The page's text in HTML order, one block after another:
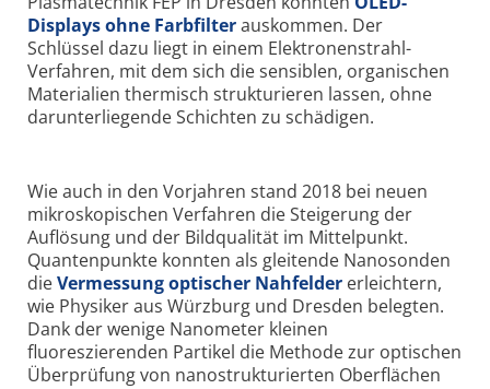
Displays ohne Farb­filterauskommen. Der
Schlüssel dazu liegt in einem Elektronen­strahl-
Verfahren, mit dem sich die sensiblen, organischen
Materialien thermisch strukturieren lassen, ohne
darunter­liegende Schichten zu schädigen.
Wie auch in den Vorjahren stand 2018 bei neuen
mikroskopischen Verfahren die Steigerung der
Auflösung und der Bild­qualität im Mittel­punkt.
Quanten­punkte konnten als gleitende Nano­sonden
dieVermessung optischer Nah­felder erleichtern,
wie Physiker aus Würzburg und Dresden belegten.
Dank der wenige Nano­meter kleinen
fluoreszierenden Partikel die Methode zur optischen
Über­prüfung von nano­strukturierten Ober­flächen